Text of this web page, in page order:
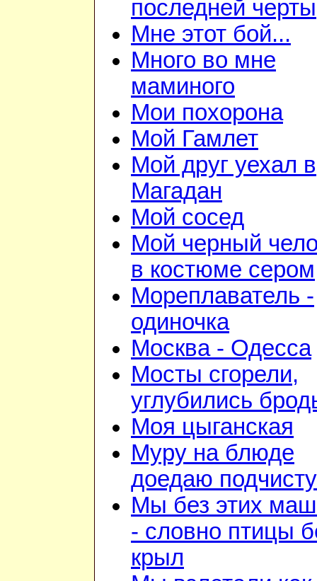
последней черты
Мне этот бой...
Много во мне
маминого
Мои похорона
Мой Гамлет
Мой друг уехал в
Магадан
Мой сосед
Мой черный
в костюме сером
Мореплаватель -
одиночка
Москва - Одесса
Мосты сгорели,
углубились
Моя цыганская
Муру на блюде
доедаю
Мы без этих
- словно птицы
крыл